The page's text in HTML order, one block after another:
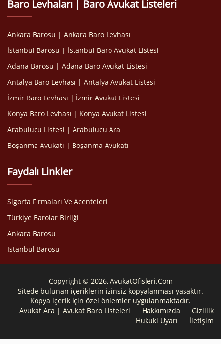
Baro Levhaları | Baro Avukat Listeleri
Ankara Barosu | Ankara Baro Levhası
İstanbul Barosu | İstanbul Baro Avukat Listesi
Adana Barosu | Adana Baro Avukat Listesi
Antalya Baro Levhası | Antalya Avukat Listesi
İzmir Baro Levhası | İzmir Avukat Listesi
Konya Baro Levhası | Konya Avukat Listesi
Arabulucu Listesi | Arabulucu Ara
Boşanma Avukatı | Boşanma Avukatı
Faydalı Linkler
Sigorta Firmaları Ve Acenteleri
Türkiye Barolar Birliği
Ankara Barosu
İstanbul Barosu
Copyright © 2026, AvukatOfisleri.Com
Sitede bulunan içeriklerin izinsiz kopyalanması yasaktır.
Kopya içerik için özel önlemler uygulanmaktadır.
Avukat Ara | Avukat Baro Listeleri
Hakkımızda
Gizlilik
Hukuki Uyarı
İletişim